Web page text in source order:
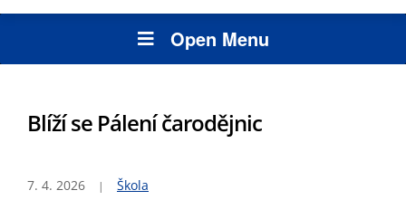
Open Menu
Blíží se Pálení čarodějnic
7. 4. 2026 Škola